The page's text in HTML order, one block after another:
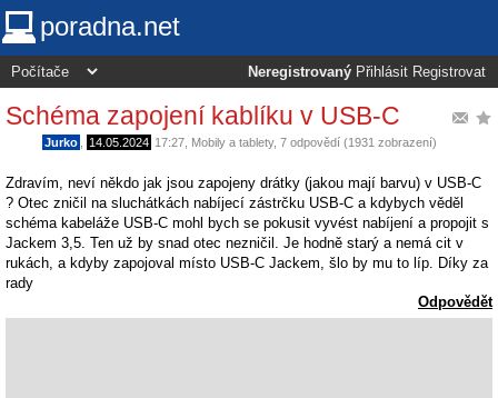
poradna.net
Neregistrovaný Přihlásit Registrovat
Schéma zapojení kablíku v USB-C
Jurko 14.05.2024 17:27 Mobily a tablety, 7 odpovědí (1931 zobrazení)
Zdravím, neví někdo jak jsou zapojeny drátky (jakou mají barvu) v USB-C
? Otec zničil na sluchátkách nabíjecí zástrčku USB-C a kdybych věděl
schéma kabeláže USB-C mohl bych se pokusit vyvést nabíjení a propojit s
Jackem 3,5. Ten už by snad otec nezničil. Je hodně starý a nemá cit v
rukách, a kdyby zapojoval místo USB-C Jackem, šlo by mu to líp. Díky za
rady
Odpovědět